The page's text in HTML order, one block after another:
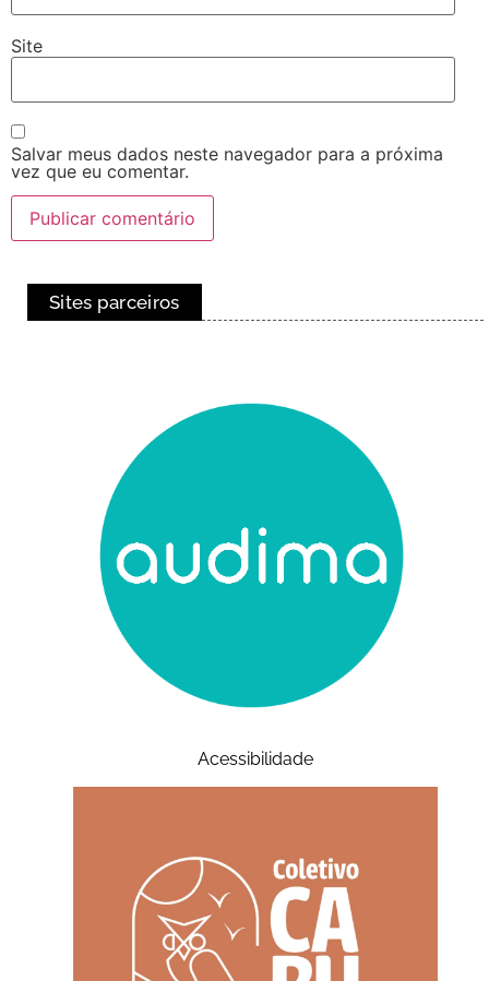
Site
Salvar meus dados neste navegador para a próxima
vez que eu comentar.
Sites parceiros
Acessibilidade